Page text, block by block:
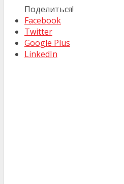
Поделиться!
Facebook
Twitter
Google Plus
LinkedIn